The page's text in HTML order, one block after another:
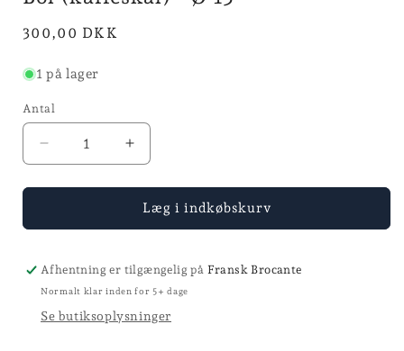
Normalpris
300,00 DKK
1 på lager
Antal
Reducer
antallet
for
(kaffeskål)
Ø
Øg
antallet
for
Bol
(kaffeskål)
Ø
13
Læg i indkøbskurv
Afhentning er tilgængelig på Fransk Brocante
Normalt klar inden for 5+ dage
Se butiksoplysninger